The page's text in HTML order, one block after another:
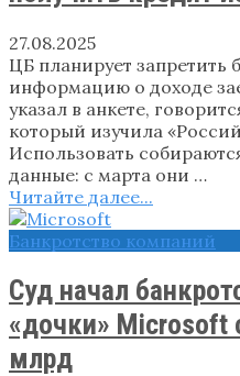
27.08.2025
ЦБ планирует запретить
информацию о доходе
указал в анкете,
который изучила
Использовать
данные: с марта они …
Читайте далее...
Банкротство компаний
Суд начал
«дочки» Microsoft
млрд